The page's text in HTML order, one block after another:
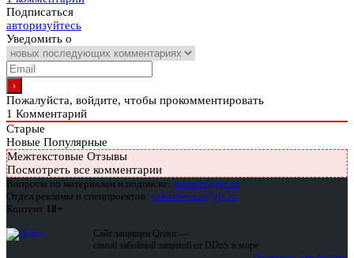
Подписаться
авторизуйтесь
Уведомить о
Пожалуйста, войдите, чтобы прокомментировать
1 Комментарий
Старые
Новые Популярные
Межтекстовые Отзывы
Посмотреть все комментарии
Вопросы по материалам и подписке: support@glc.ru
Отдел рекламы и спецпроектов: yakovleva.a@glc.ru
Контент 18+
Сайт защищен Qrator —
самой забойной защитой от DDoS в мире